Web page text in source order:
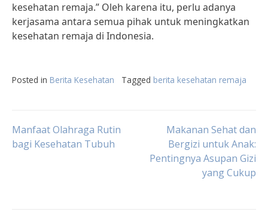
kesehatan remaja.” Oleh karena itu, perlu adanya
kerjasama antara semua pihak untuk meningkatkan
kesehatan remaja di Indonesia.
Posted in Berita Kesehatan Tagged berita kesehatan remaja
Post
Manfaat Olahraga Rutin
bagi Kesehatan Tubuh
Makanan Sehat dan
Bergizi untuk Anak:
Pentingnya Asupan Gizi
yang Cukup